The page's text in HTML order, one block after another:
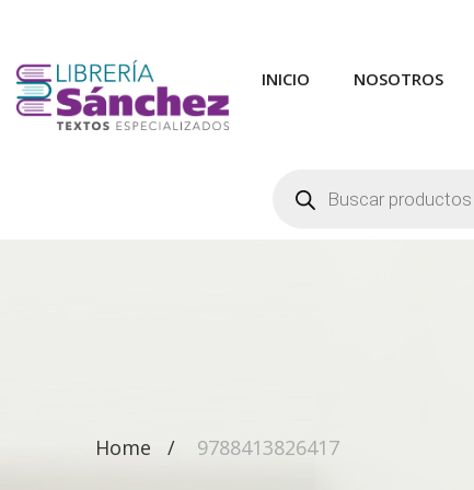
INICIO NOSOTROS
productos
Home 9788413826417